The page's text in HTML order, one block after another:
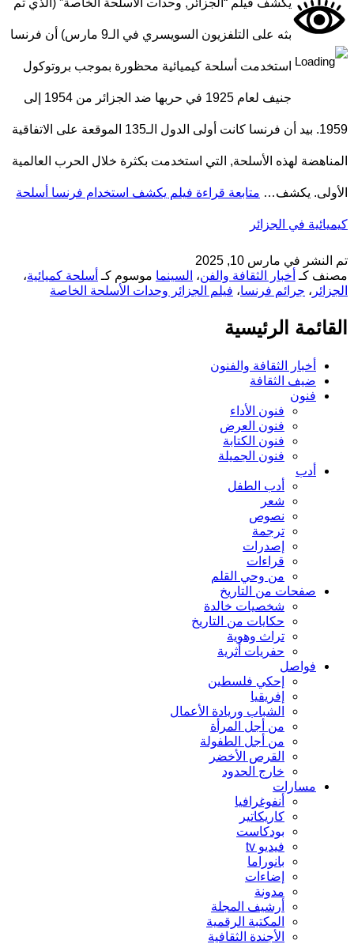
بثه على التلفزيون السويسري في الـ9 مارس) أن فرنسا
استخدمت أسلحة كيميائية محظورة بموجب بروتوكول
جنيف لعام 1925 في حربها ضد الجزائر من 1954 إلى
1959. بيد أن فرنسا كانت أولى الدول الـ135 الموقعة على الاتفاقية
المناهضة لهذه الأسلحة, التي استخدمت بكثرة خلال الحرب العالمية
الأولى. يكشف… متابعة قراءة فيلم يكشف استخدام فرنسا أسلحة
كيميائية في الجزائر
تم النشر في مارس 10, 2025
مصنف كـ أخبار الثقافة والفن، السينما موسوم كـ أسلحة كميائية،
الجزائر ، جرائم فرنسا، فيلم الجزائر وحدات الأسلحة الخاصة
القائمة الرئيسية
أخبار الثقافة والفنون
ضيف الثقافة
فنون
فنون الأداء
فنون العرض
فنون الكتابة
فنون الجميلة
أدب
أدب الطفل
شعر
نصوص
ترجمة
إصدرات
قراءات
من وحي القلم
صفحات من التاريخ
شخصيات خالدة
حكايات من التاريخ
تراث وهوية
حفريات أثرية
فواصل
إحكي فلسطين
إفريقيا
الشباب وريادة الأعمال
من أجل المرأة
من أجل الطفولة
القرص الأخضر
خارج الحدود
مسارات
أنفوغرافيا
كاريكاتير
بودكاست
فيديو tv
بانوراما
إضاءات
مدونة
أرشيف المجلة
المكتبة الرقمية
الأجندة الثقافية